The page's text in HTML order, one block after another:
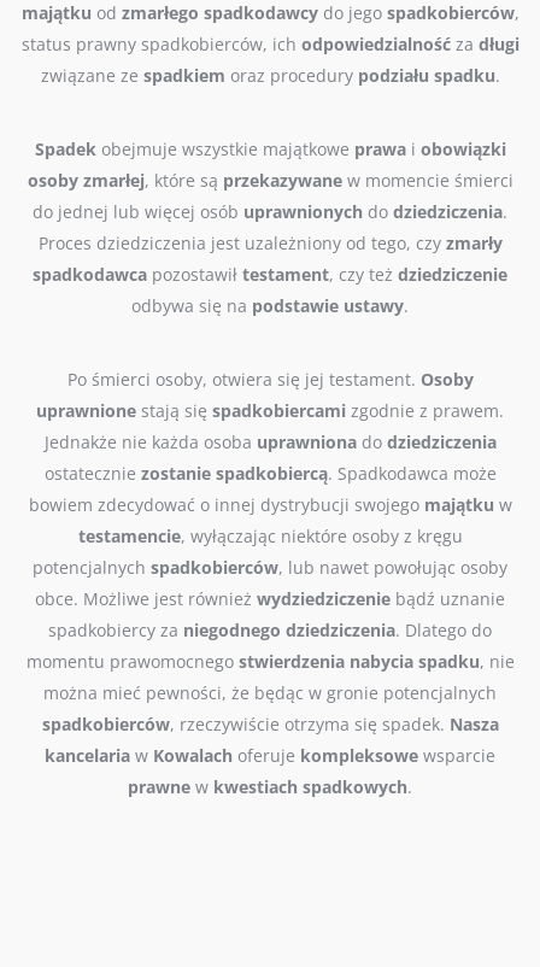
majątku od zmarłego spadkodawcydo jego spadkobierców,
status prawny spadkobierców, ich odpowiedzialnośćza długi
związane ze spadkiem oraz procedury podziału spadku.
Spadekobejmuje wszystkie majątkowe prawai obowiązki
osoby zmarłej, które są przekazywanew momencie śmierci
do jednej lub więcej osób uprawnionych do dziedziczenia.
Proces dziedziczenia jest uzależniony od tego, czy zmarły
spadkodawca pozostawił testament, czy też dziedziczenie
odbywa się na podstawie ustawy.
Po śmierci osoby, otwiera się jej testament. Osoby
uprawnione stają się spadkobiercami zgodnie z prawem.
Jednakże nie każda osoba uprawnionado dziedziczenia
ostatecznie zostanie spadkobiercą. Spadkodawca może
bowiem zdecydować o innej dystrybucji swojego majątku w
testamencie, wyłączając niektóre osoby z kręgu
potencjalnych spadkobierców, lub nawet powołując osoby
obce. Możliwe jest również wydziedziczenie bądź uznanie
spadkobiercy za niegodnego dziedziczenia. Dlatego do
momentu prawomocnego stwierdzenia nabycia spadku, nie
można mieć pewności, że będąc w gronie potencjalnych
spadkobierców, rzeczywiście otrzyma się spadek. Nasza
kancelaria w Kowalach oferuje kompleksowe wsparcie
prawne w kwestiach spadkowych.